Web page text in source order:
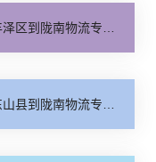
到陇南物流专线_全境派送「资质齐全」
到陇南物流专线_直达往返「资质齐全」